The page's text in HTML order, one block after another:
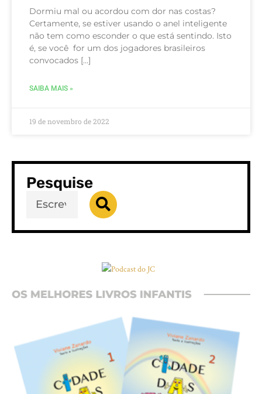
Dormiu mal ou acordou com dor nas costas?
Certamente, se estiver usando o anel inteligente
não tem como esconder o que está sentindo. Isto
é, se você for um dos jogadores brasileiros
convocados […]
SAIBA MAIS »
19 de novembro de 2022
Pesquise